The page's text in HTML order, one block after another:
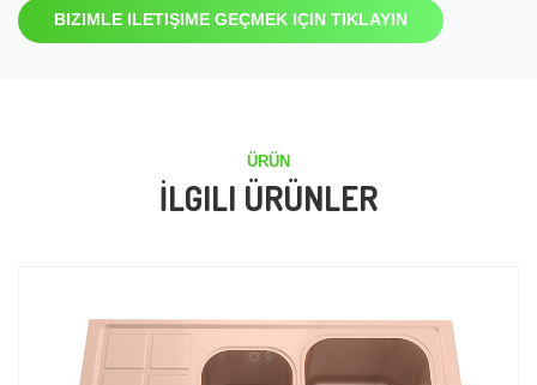
BIZIMLE ILETIŞIME GEÇMEK IÇIN TIKLAYIN
ÜRÜN
İLGILI ÜRÜNLER